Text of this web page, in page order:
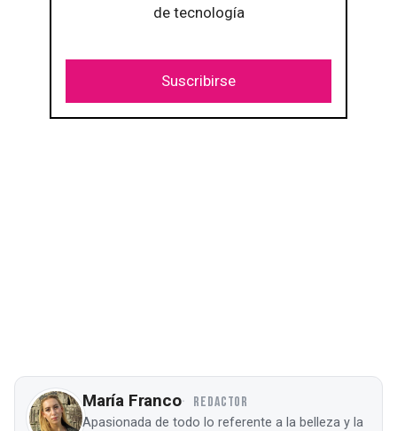
de tecnología
Suscribirse
María Franco REDACTOR
Apasionada de todo lo referente a la belleza y la